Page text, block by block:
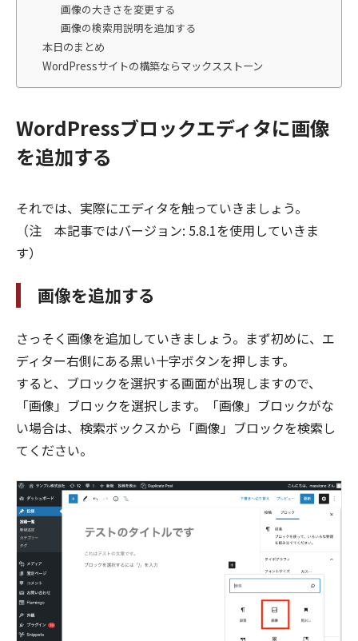
画像の大きさを変更する
画像の検索用説明を追加する
本日のまとめ
WordPressサイトの構築ならマックスストーン
WordPressブロックエディタに画像
を追加する
それでは、実際にエディタを触っていきましょう。
（注 本記事ではバージョン: 5.8.1を使用していきま
す）
画像を追加する
さっそく画像を追加していきましょう。まず初めに、エ
ディター右側にある黒い十字ボタンを押します。
すると、ブロックを選択する画面が出現しますので、
「画像」ブロックを選択します。「画像」ブロックがな
い場合は、検索ボックスから「画像」ブロックを検索し
てください。